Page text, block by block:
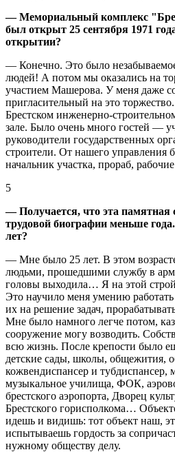
— Мемориальный комплекс
был открыт 25 сентября 1971
открытии?
— Конечно. Это было
людей! А потом мы оказались на
участием Машерова. У меня даже
пригласительный на это
Брестском инженерно-
зале. Было очень много гостей —
руководители государственных
строители. От нашего управления
начальник участка, прораб,
5
— Получается, что эта памятная
трудовой биографии меньше
лет?
— Мне было 25 лет. В этом
людьми, прошедшими службу в
головы выходила… Я на этой
Это научило меня умению
их на решение задач,
Мне было намного легче потом,
сооружение могу возводить.
всю жизнь. После крепости было
детские сады, школы, общежития,
кожвендиспансер и тубдиспансер,
музыкальное училища, ФОК,
брестского аэропорта, Дворец
Брестского горисполкома…
идешь и видишь: тот объект наш,
испытываешь гордость за
нужному обществу делу.